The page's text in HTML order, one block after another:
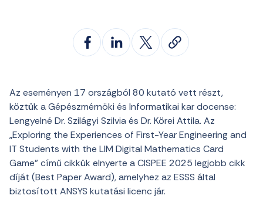
Az eseményen 17 országból 80 kutató vett részt,
köztük a Gépészmérnöki és Informatikai kar docense:
Lengyelné Dr. Szilágyi Szilvia és Dr. Körei Attila. Az
„Exploring the Experiences of First-Year Engineering and
IT Students with the LIM Digital Mathematics Card
Game”című cikkük elnyerte a CISPEE 2025 legjobb cikk
díját (Best Paper Award), amelyhez az ESSS által
biztosított ANSYS kutatási licenc jár.